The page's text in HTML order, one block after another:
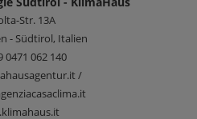
Str. 13A
- Südtirol, Italien
0471 062 140
/